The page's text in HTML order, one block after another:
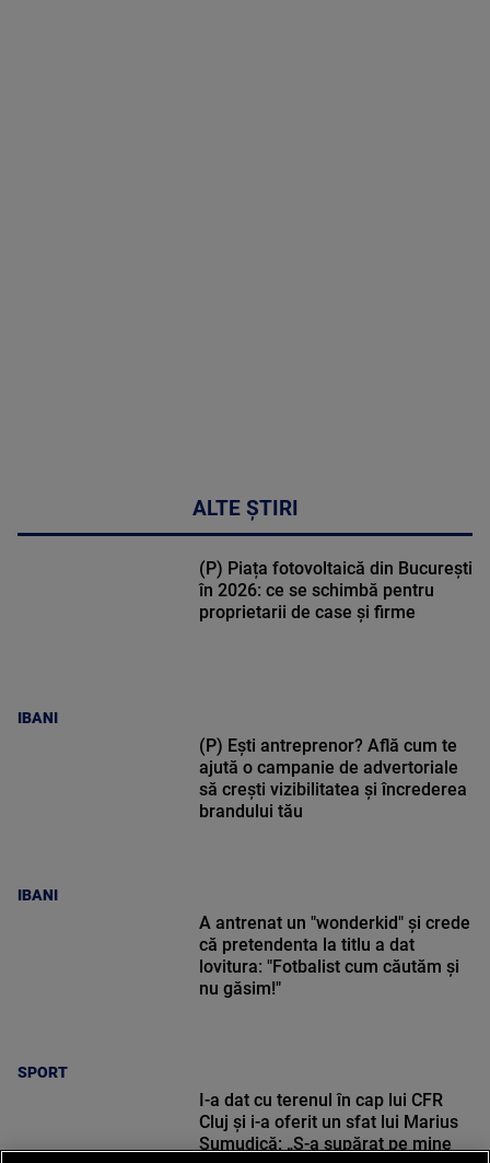
ALTE ȘTIRI
IBANI
(P) Piața fotovoltaică din București
în 2026: ce se schimbă pentru
proprietarii de case și firme
IBANI
(P) Ești antreprenor? Află cum te
ajută o campanie de advertoriale
să crești vizibilitatea și încrederea
brandului tău
SPORT
A antrenat un "wonderkid" și crede
că pretendenta la titlu a dat
lovitura: "Fotbalist cum căutăm și
nu găsim!"
I-a dat cu terenul în cap lui CFR
Cluj și i-a oferit un sfat lui Marius
Șumudică: „S-a supărat pe mine